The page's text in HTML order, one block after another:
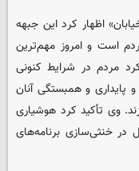
اظهار کرد این جبهه
است و امروز مهم‌ترین
مردم در شرایط کنونی
و همبستگی آنان
وی تأکید کرد هوشیاری
خنثی‌سازی برنامه‌های